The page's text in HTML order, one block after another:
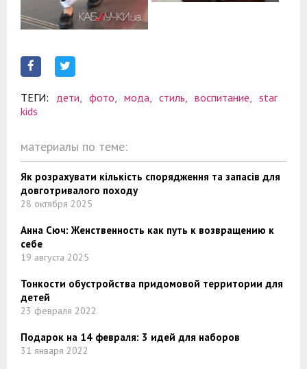
ТЕГИ: дети, фото, мода, стиль, воспитание,
star
kids
материалы по теме:
Як розрахувати кількість спорядження та запасів для
довготривалого походу
28 октября 2025
Анна Сюч: Женственность как путь к возвращению к
себе
19 августа 2025
Тонкости обустройства придомовой территории для
детей
23 февраля 2022
Подарок на 14 февраля: 3 идей для наборов
31 января 2022